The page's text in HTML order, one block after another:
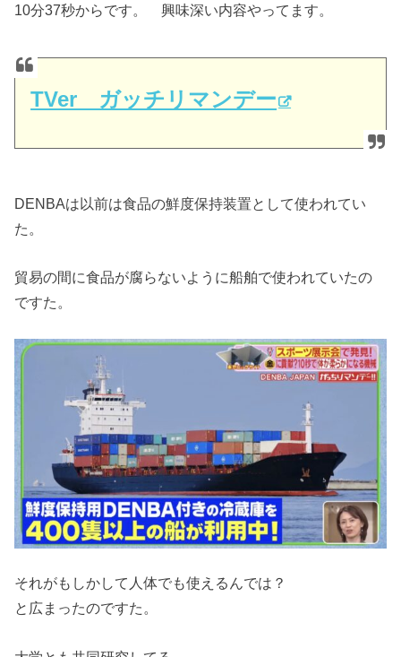
10分37秒からです。 興味深い内容やってます。
TVer ガッチリマンデー
DENBAは以前は食品の鮮度保持装置として使われてい
た。
貿易の間に食品が腐らないように船舶で使われていたの
ですた。
それがもしかして人体でも使えるんでは？
と広まったのですた。